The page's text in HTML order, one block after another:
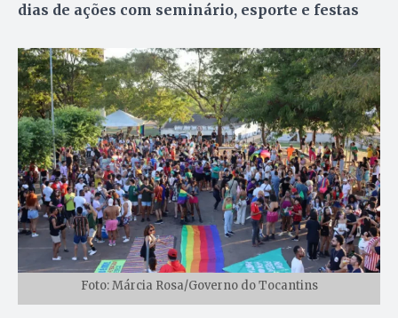
dias de ações com seminário, esporte e festas
Foto: Márcia Rosa/Governo do Tocantins